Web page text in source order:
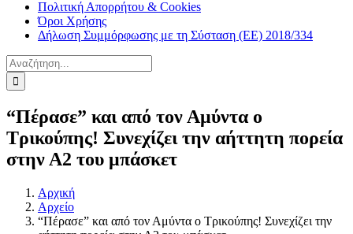
Πολιτική Απορρήτου & Cookies
Όροι Χρήσης
Δήλωση Συμμόρφωσης με τη Σύσταση (ΕΕ) 2018/334
Αναζήτηση
για:
“Πέρασε” και από τον Αμύντα ο
Τρικούπης! Συνεχίζει την αήττητη πορεία
στην Α2 του μπάσκετ
Αρχική
Αρχείο
“Πέρασε” και από τον Αμύντα ο Τρικούπης! Συνεχίζει την